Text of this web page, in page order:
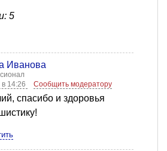
5
Иванова
в 14:26
Сообщить модератору
спасибо и здоровья